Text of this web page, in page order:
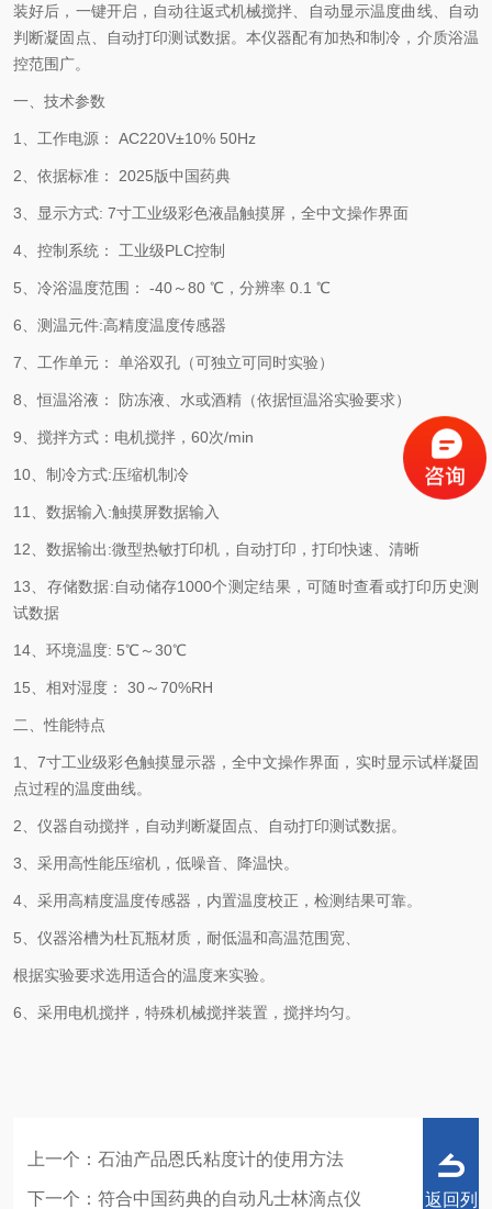
装好后，一键开启，自动往返式机械搅拌、自动显示温度曲线、自动
判断凝固点、自动打印测试数据。本仪器配有加热和制冷，介质浴温
控范围广。
一、技术参数
1、工作电源： AC220V±10% 50Hz
2、依据标准： 2025版中国药典
3、显示方式: 7寸工业级彩色液晶触摸屏，全中文操作界面
4、控制系统： 工业级PLC控制
5、冷浴温度范围： -40～80 ℃，分辨率 0.1 ℃
6、测温元件:高精度温度传感器
7、工作单元： 单浴双孔（可独立可同时实验）
8、恒温浴液： 防冻液、水或酒精（依据恒温浴实验要求）
9、搅拌方式：电机搅拌，60次/min
10、制冷方式:压缩机制冷
11、数据输入:触摸屏数据输入
12、数据输出:微型热敏打印机，自动打印，打印快速、清晰
13、存储数据:自动储存1000个测定结果，可随时查看或打印历史测
试数据
14、环境温度: 5℃～30℃
15、相对湿度： 30～70%RH
二、性能特点
1、7寸工业级彩色触摸显示器，全中文操作界面，实时显示试样凝固
点过程的温度曲线。
2、仪器自动搅拌，自动判断凝固点、自动打印测试数据。
3、采用高性能压缩机，低噪音、降温快。
4、采用高精度温度传感器，内置温度校正，检测结果可靠。
5、仪器浴槽为杜瓦瓶材质，耐低温和高温范围宽、
根据实验要求选用适合的温度来实验。
6、采用电机搅拌，特殊机械搅拌装置，搅拌均匀。
上一个： 石油产品恩氏粘度计的使用方法
下一个： 符合中国药典的自动凡士林滴点仪 返回列